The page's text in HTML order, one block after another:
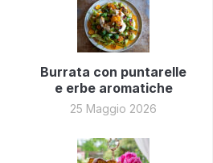
Burrata con puntarelle
e erbe aromatiche
25 Maggio 2026